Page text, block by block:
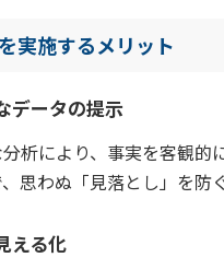
実施するメリット
データの提示
析により、事実を客観
思わぬ「見落とし」を防
える化